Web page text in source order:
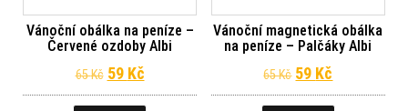
Vánoční obálka na peníze –
Červené ozdoby Albi
65Kč Původní cena byla: 65 Kč.
59 KčAktuální cena je: 59 Kč.
Vánoční magnetická obálka
na peníze – Palčáky Albi
65Kč Původní cena
59 Kč